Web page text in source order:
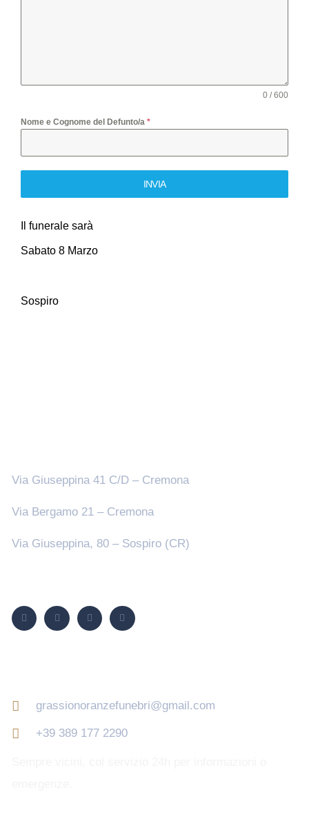
0 / 600
Nome e Cognome del Defunto/a *
INVIA
Il funerale sarà
Sabato 8 Marzo
Sospiro
Via Giuseppina 41 C/D – Cremona
Via Bergamo 21 – Cremona
Via Giuseppina, 80 – Sospiro (CR)
grassionoranzefunebri@gmail.com
+39 389 177 2290